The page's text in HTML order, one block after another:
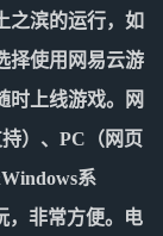
之滨的运行，如
择使用网易云游
时上线游戏。网
）、PC（网页
系
，非常方便。电